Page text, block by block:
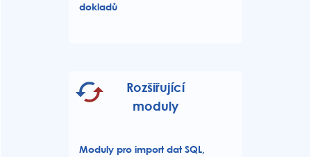
dokladů
Rozšiřující
moduly
Moduly pro import dat SQL,